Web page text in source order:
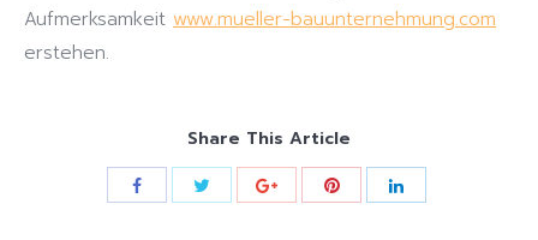
Aufmerksamkeit www.mueller-bauunternehmung.com
erstehen.
Share This Article